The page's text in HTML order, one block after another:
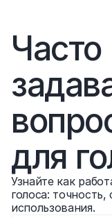
Часто
для
Узнайте как
голоса:
использования.